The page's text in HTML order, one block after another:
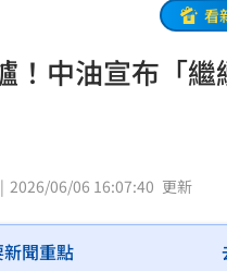
看
！中油宣布「繼
2026/06/06 16:07:40 更新
聞重點